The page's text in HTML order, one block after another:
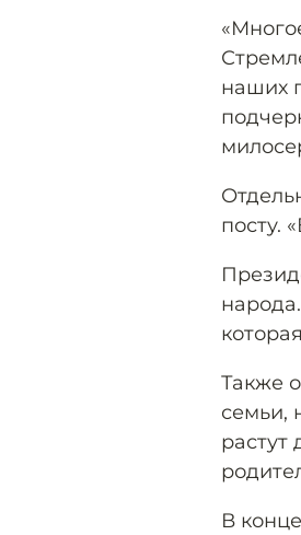
наших
посту.
Также
семьи,
растут
В